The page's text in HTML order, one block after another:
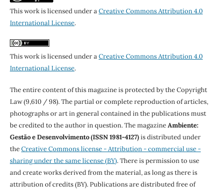
This work is licensed under aCreative Commons Attribution 4.0
International License.
This work is licensed under aCreative Commons Attribution 4.0
International License.
The entire content of this magazine is protected by the Copyright
Law (9,610 / 98). The partial or complete reproduction of articles,
photographs or art in general contained in the publications must
be credited to the author in question. The magazineAmbiente:
Gestão e Desenvolvimento (ISSN 1981-4127)is distributed under
theCreative Commons license - Attribution - commercial use -
sharing under the same license (BY). There is permission to use
and create works derived from the material, as long as there is
attribution of credits (BY). Publications are distributed free of